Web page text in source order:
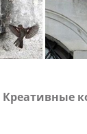
Креативные